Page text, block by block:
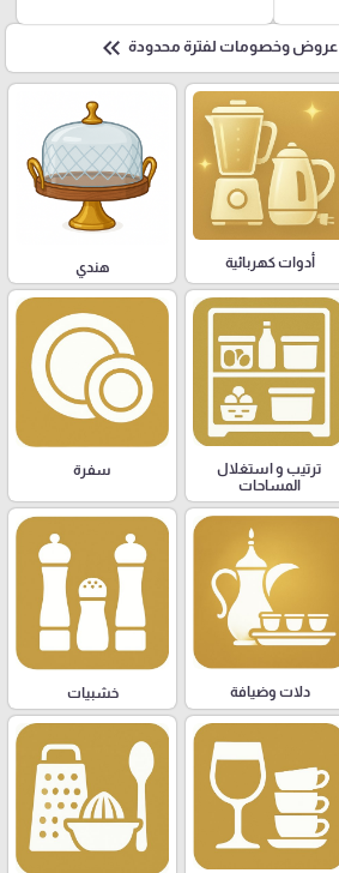
عروض وخصومات لفترة محدودة keyboard_double_arrow_left
أدوات كهربائية هندي
ترتيب و استغلال
المساحات
سفرة
دلات وضيافة خشبيات